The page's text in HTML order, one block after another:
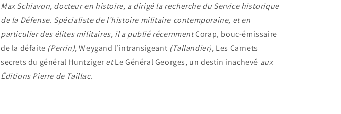
Max Schiavon, docteur en histoire, a dirigé la recherche du Service historique
de la Défense. Spécialiste de l’histoire militaire contemporaine, et en
particulier des élites militaires, il a publié récemmentCorap, bouc-émissaire
de la défaite (Perrin),Weygand l’intransigeant (Tallandier), Les Carnets
secrets du général HuntzigeretLe Général Georges, un destin inachevé aux
Éditions Pierre de Taillac.